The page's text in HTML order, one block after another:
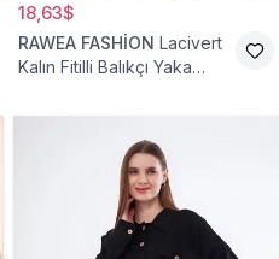
18,63$
RAWEA FASHİON Lacivert
Kalın Fitilli Balıkçı Yaka